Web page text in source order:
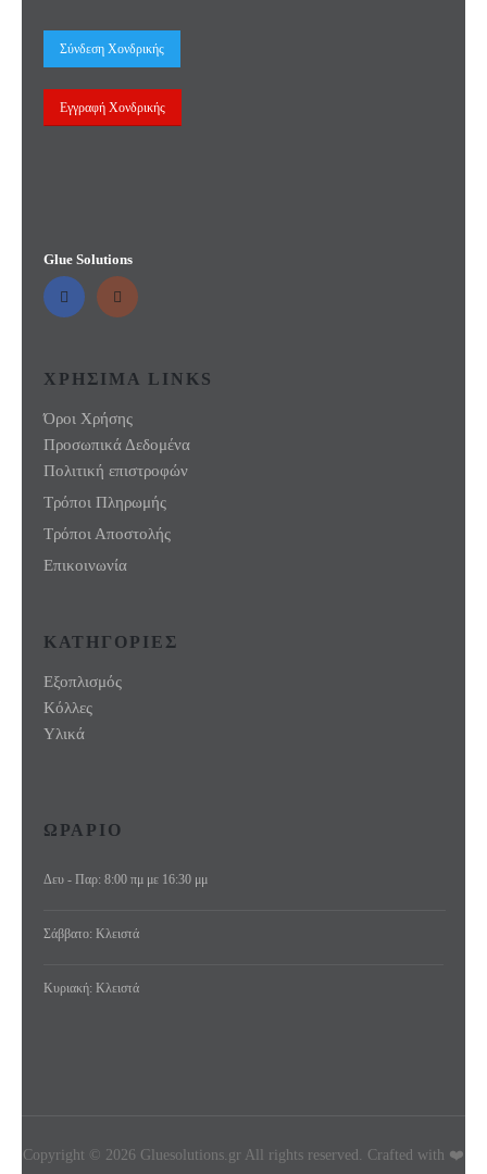
Σύνδεση Χονδρικής
Εγγραφή Χονδρικής
Glue Solutions
ΧΡΗΣΙΜΑ LINKS
Όροι Χρήσης
Προσωπικά Δεδομένα
Πολιτική επιστροφών
Τρόποι Πληρωμής
Τρόποι Αποστολής
Επικοινωνία
ΚΑΤΗΓΟΡΙΕΣ
Εξοπλισμός
Κόλλες
Υλικά
ΩΡΑΡΙΟ
Δευ - Παρ: 8:00 πμ με 16:30 μμ
Σάββατο: Κλειστά
Κυριακή: Κλειστά
Copyright © 2026 Gluesolutions.gr All rights reserved. Crafted with ❤️